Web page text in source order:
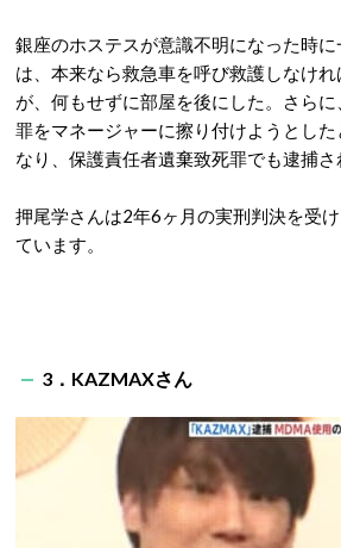
銀座のホステスが意識不明になった時
は、本来なら救急車を呼び救護しなけ
が、何もせずに部屋を後にした。さらに
罪をマネージャーに擦り付けようとし
なり、保護責任者遺棄致死罪でも逮捕さ
押尾学さんは2年6ヶ月の実刑判決を受
ています。
3．KAZMAXさん